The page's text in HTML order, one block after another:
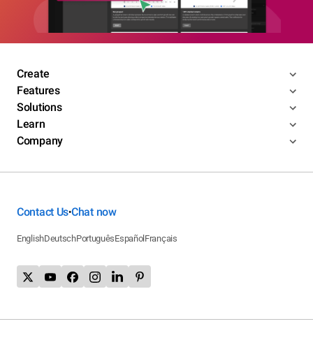
Create
Features
Solutions
Learn
Company
Contact Us•Chat now
EnglishDeutschPortuguêsEspañol Français